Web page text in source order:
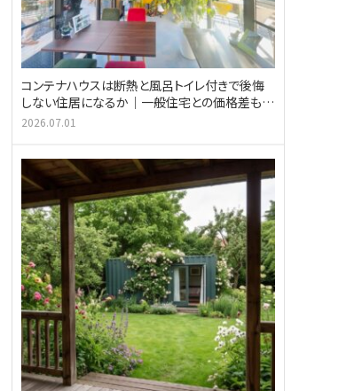
コンテナハウスは断熱と風呂トイレ付きで後悔
しない住居になるか｜一般住宅との価格差も紹
介
2026.07.01